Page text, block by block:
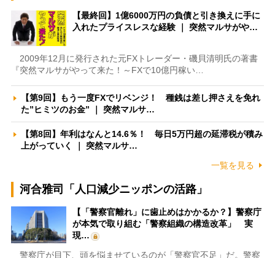
【最終回】1億6000万円の負債と引き換えに手に
入れたプライスレスな経験 ｜ 突然マルサがや…
2009年12月に発行された元FXトレーダー・磯貝清明氏の著書
『突然マルサがやって来た！～FXで10億円稼い…
【第9回】もう一度FXでリベンジ！ 種銭は差し押さえを免れ
た”ヒミツのお金” ｜ 突然マルサ…
【第8回】年利はなんと14.6％！ 毎日5万円超の延滞税が積み
上がっていく ｜ 突然マルサ…
一覧を見る
河合雅司「人口減少ニッポンの活路」
【「警察官離れ」に歯止めはかかるか？】警察庁
が本気で取り組む「警察組織の構造改革」 実
現…
警察庁が目下、頭を悩ませているのが「警察官不足」だ。警察